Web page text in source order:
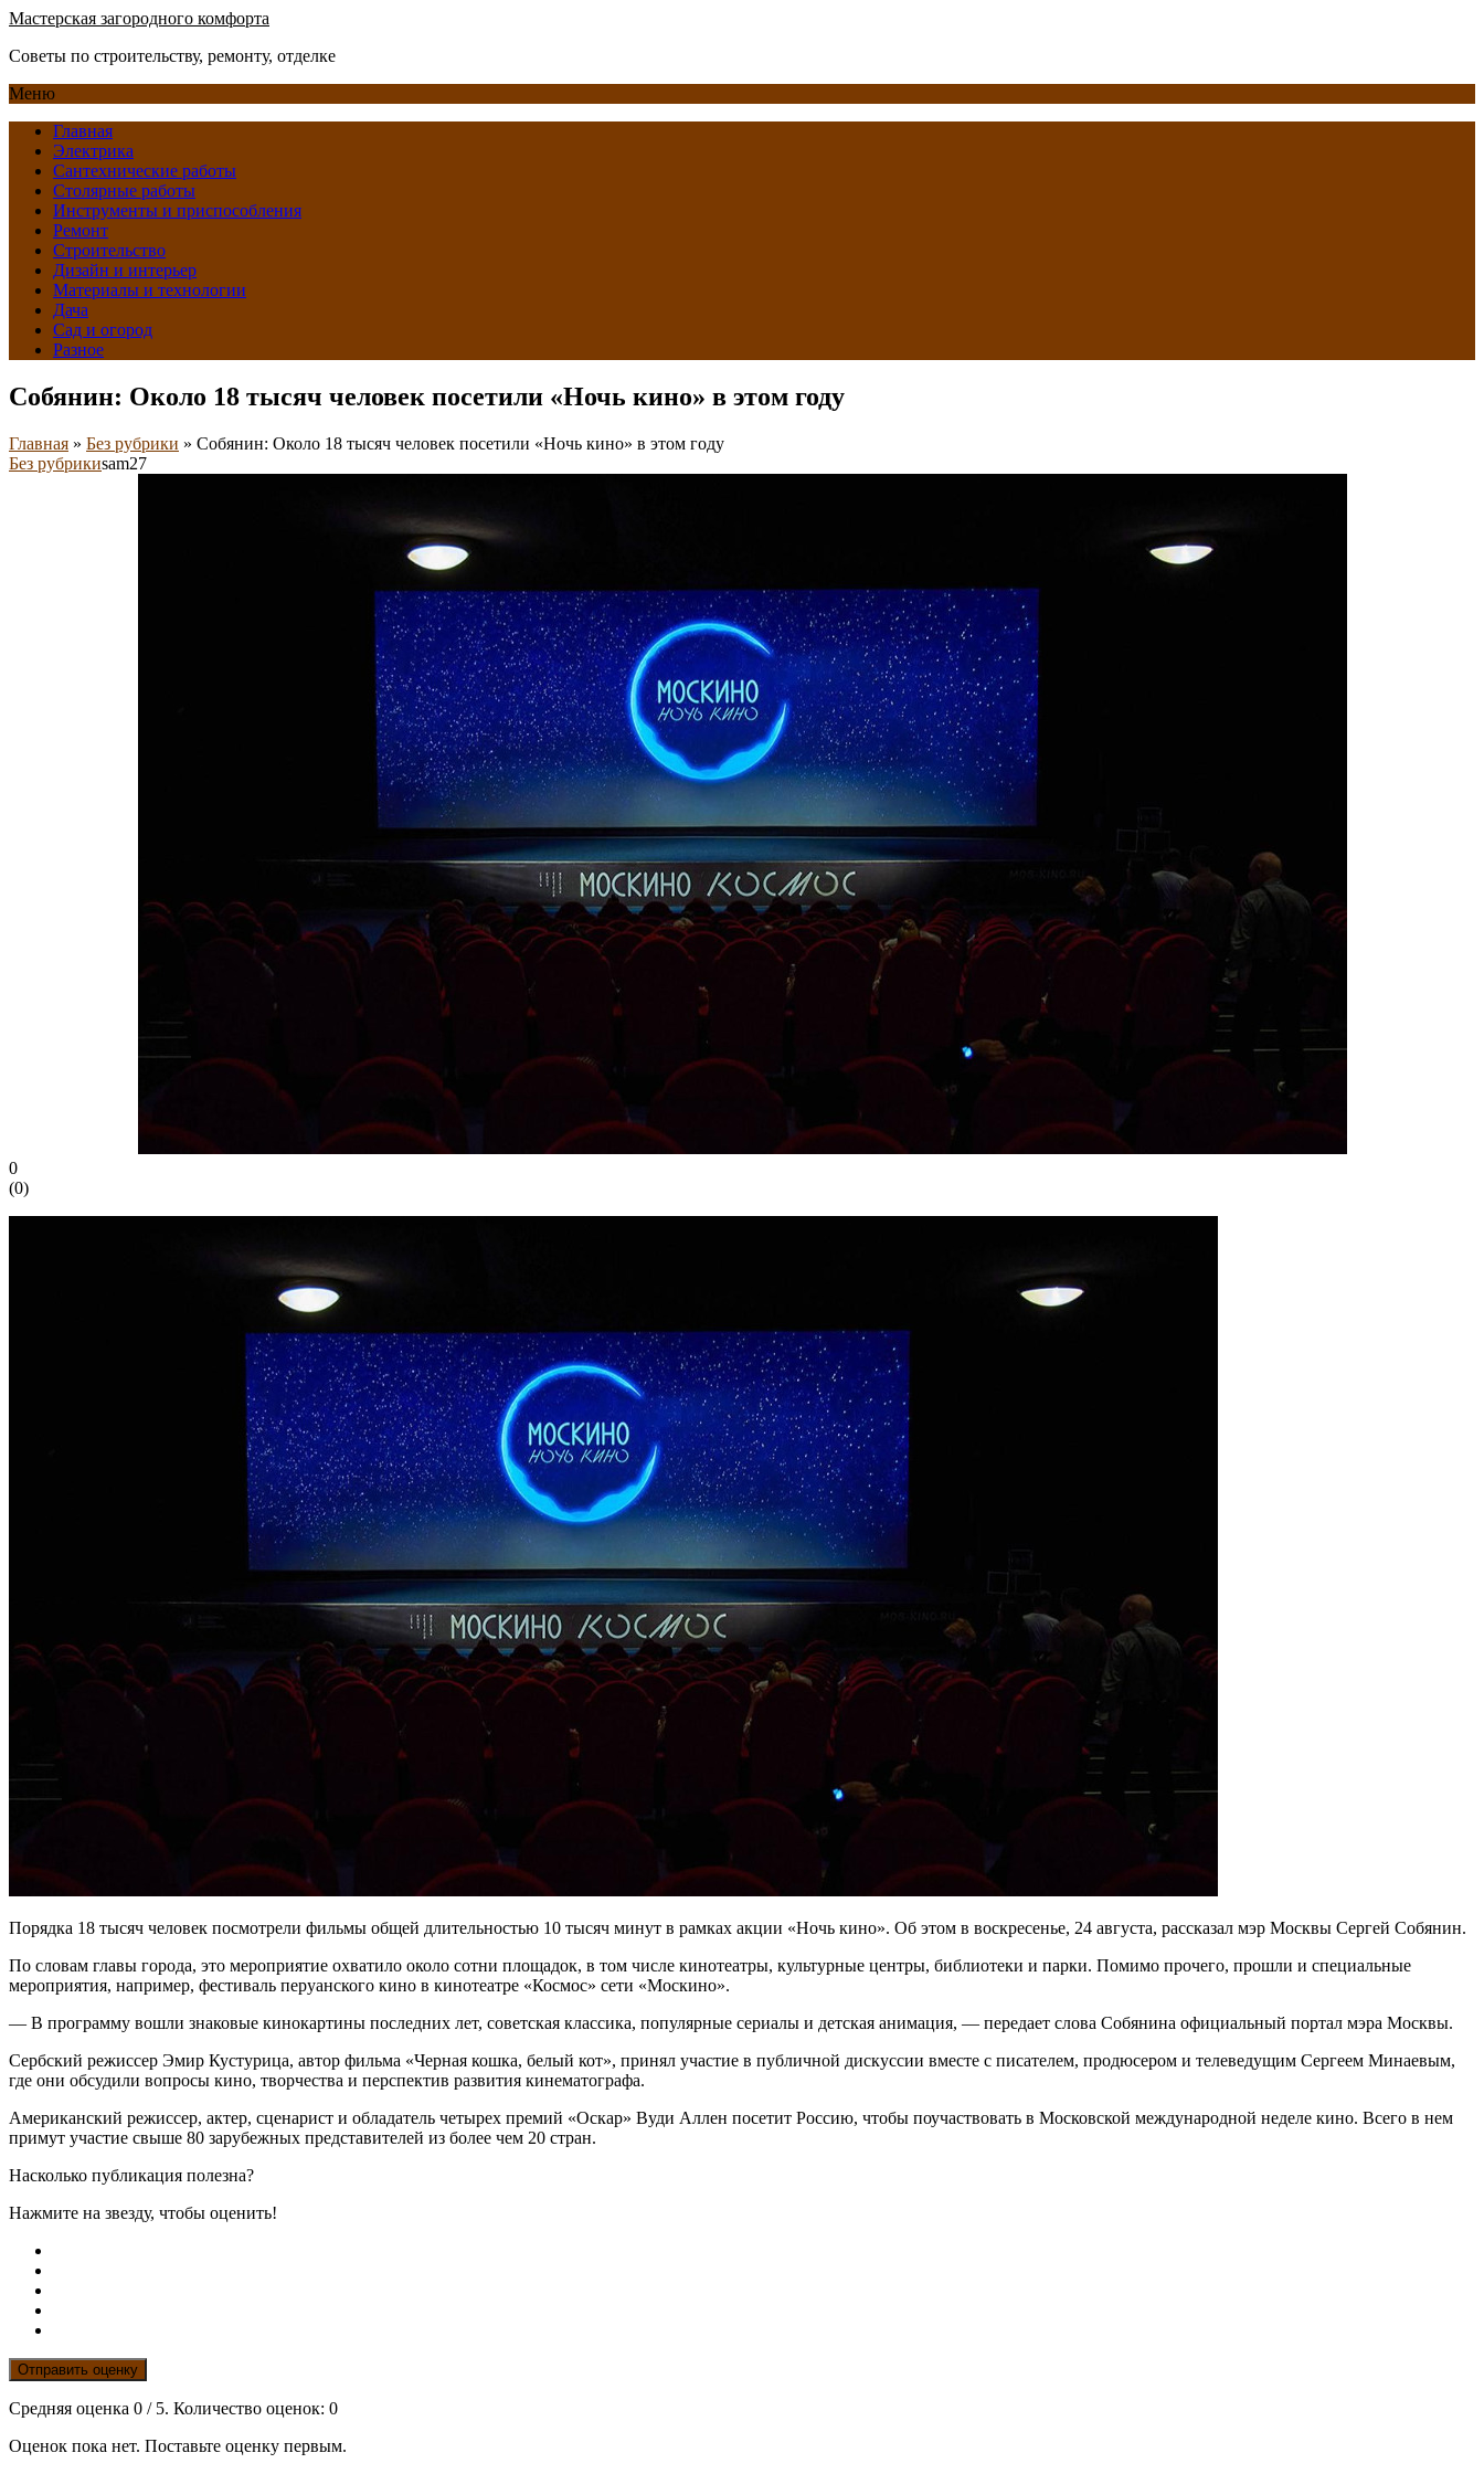
Мастерская загородного комфорта
Советы по строительству, ремонту, отделке
Меню
Главная
Электрика
Сантехнические работы
Столярные работы
Инструменты и приспособления
Ремонт
Строительство
Дизайн и интерьер
Материалы и технологии
Дача
Сад и огород
Разное
Собянин: Около 18 тысяч человек посетили «Ночь кино» в этом году
Главная » Без рубрики » Собянин: Около 18 тысяч человек посетили «Ночь кино» в этом году
Без рубрикиsam27
0
(0)
Порядка 18 тысяч человек посмотрели фильмы общей длительностью 10 тысяч минут в рамках акции «Ночь кино». Об этом в воскресенье, 24 августа, рассказал мэр Москвы Сергей Собянин.
По словам главы города, это мероприятие охватило около сотни площадок, в том числе кинотеатры, культурные центры, библиотеки и парки. Помимо прочего, прошли и специальные
мероприятия, например, фестиваль перуанского кино в кинотеатре «Космос» сети «Москино».
— В программу вошли знаковые кинокартины последних лет, советская классика, популярные сериалы и детская анимация, — передает слова Собянина официальный портал мэра Москвы.
Сербский режиссер Эмир Кустурица, автор фильма «Черная кошка, белый кот», принял участие в публичной дискуссии вместе с писателем, продюсером и телеведущим Сергеем Минаевым,
где они обсудили вопросы кино, творчества и перспектив развития кинематографа.
Американский режиссер, актер, сценарист и обладатель четырех премий «Оскар» Вуди Аллен посетит Россию, чтобы поучаствовать в Московской международной неделе кино. Всего в нем
примут участие свыше 80 зарубежных представителей из более чем 20 стран.
Насколько публикация полезна?
Нажмите на звезду, чтобы оценить!
Отправить оценку
Средняя оценка 0 / 5. Количество оценок: 0
Оценок пока нет. Поставьте оценку первым.